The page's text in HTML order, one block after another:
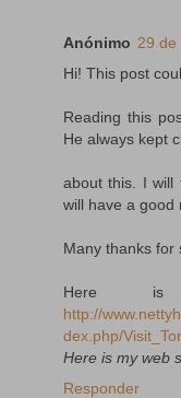
Anónimo 29 de
Hi! This post
Reading this
He always kept
about this. I will
will have a good
Many thanks for
Here
http://
dex.php/
Here is my web
Responder